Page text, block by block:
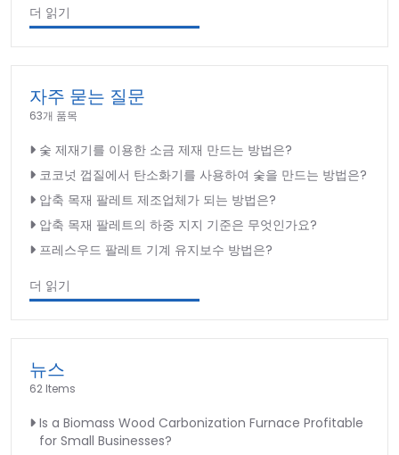
더 읽기
자주 묻는 질문
63개 품목
숯 제재기를 이용한 소금 제재 만드는 방법은?
코코넛 껍질에서 탄소화기를 사용하여 숯을 만드는 방법은?
압축 목재 팔레트 제조업체가 되는 방법은?
압축 목재 팔레트의 하중 지지 기준은 무엇인가요?
프레스우드 팔레트 기계 유지보수 방법은?
더 읽기
뉴스
62 Items
Is a Biomass Wood Carbonization Furnace Profitable
for Small Businesses?